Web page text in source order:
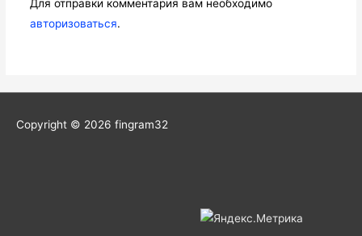
Для отправки комментария вам необходимо
авторизоваться.
Copyright © 2026 fingram32